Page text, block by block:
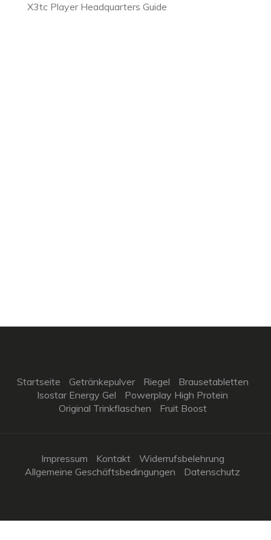
X3tc Player Headquarters Guide
Startseite Getränkepulver Riegel
Brausetabletten
Isostar Energy Gel
Powerplay High Protein
Original Trinkflaschen
Fruit Boost
Impressum Kontakt
Widerrufsbelehrung
Allgemeine Geschäftsbedingungen
Datenschutz